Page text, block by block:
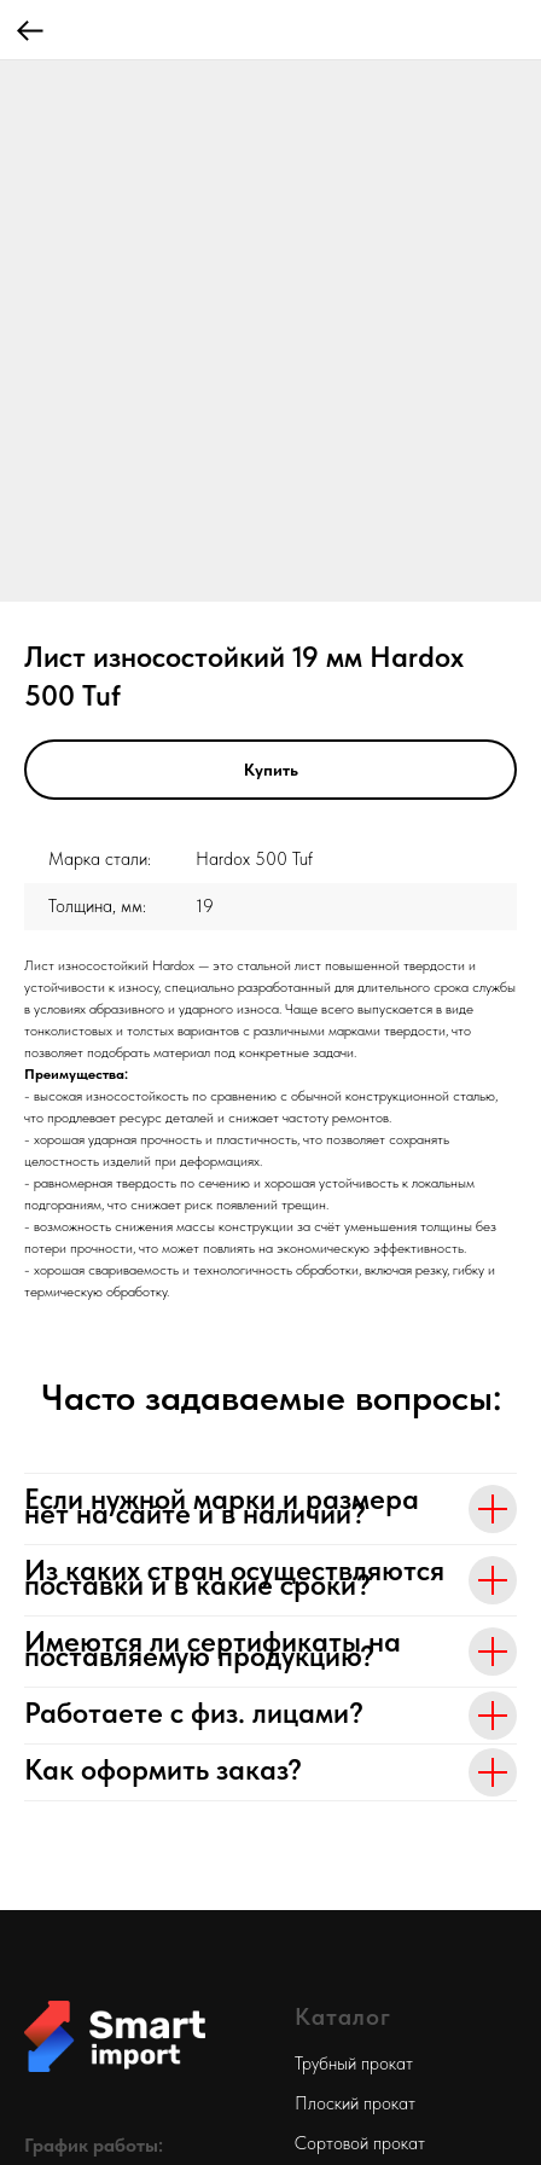
Лист износостойкий 19 мм Hardox
500 Tuf
Купить
Марка стали: Hardox 500 Tuf
Толщина, мм: 19
Лист износостойкий Hardox — это стальной лист повышенной твердости и
устойчивости к износу, специально разработанный для длительного срока службы
в условиях абразивного и ударного износа. Чаще всего выпускается в виде
тонколистовых и толстых вариантов с различными марками твердости, что
позволяет подобрать материал под конкретные задачи.
Преимущества:
- высокая износостойкость по сравнению с обычной конструкционной сталью,
что продлевает ресурс деталей и снижает частоту ремонтов.
- хорошая ударная прочность и пластичность, что позволяет сохранять
целостность изделий при деформациях.
- равномерная твердость по сечению и хорошая устойчивость к локальным
подгораниям, что снижает риск появлений трещин.
- возможность снижения массы конструкции за счёт уменьшения толщины без
потери прочности, что может повлиять на экономическую эффективность.
- хорошая свариваемость и технологичность обработки, включая резку, гибку и
термическую обработку.
Часто задаваемые вопросы:
Если нужной марки и размера
нет на сайте и в наличии?
Из каких стран осуществляются
поставки и в какие сроки?
Имеются ли сертификаты на
поставляемую продукцию?
Работаете с физ. лицами?
Как оформить заказ?
График работы:
Каталог
Трубный прокат
Плоский прокат
Сортовой прокат